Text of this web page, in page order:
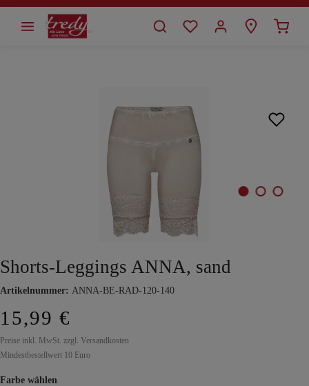
springen
Shorts-Leggings ANNA, sand
Artikelnummer: ANNA-BE-RAD-120-140
15,99 €
Preise inkl. MwSt. zzgl. Versandkosten
Mindestbestellwert 10 Euro
Farbe wählen